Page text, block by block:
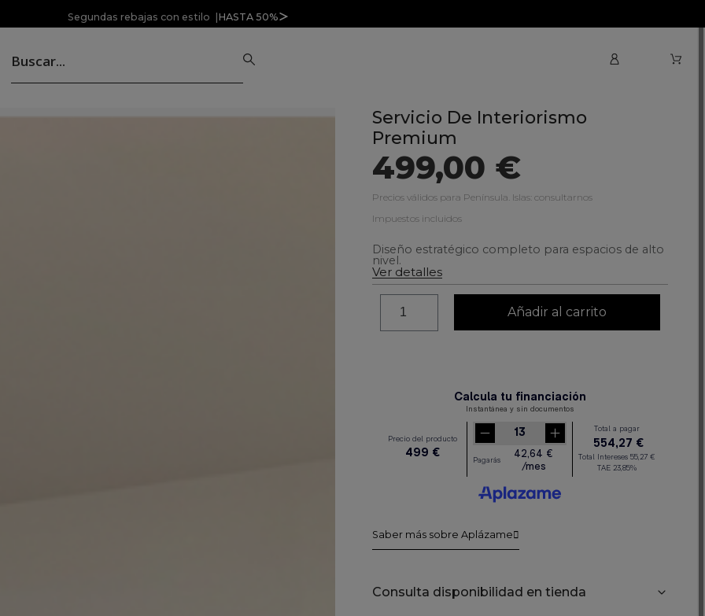
Segundas rebajas con estilo |HASTA 50%
Servicio De Interiorismo
Premium
499,00 €
Precios válidos para Península. Islas: consultarnos
Impuestos incluidos
Diseño estratégico completo para espacios de alto
nivel.
Ver detalles
Añadir al carrito
Saber más sobre Aplázame
Consulta disponibilidad en tienda